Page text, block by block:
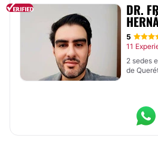
DR.
5
11
2 sedes
de